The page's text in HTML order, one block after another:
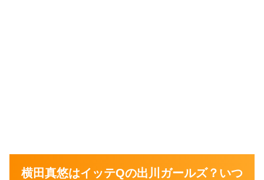
横田真悠はイッテQの出川ガールズ？いつ